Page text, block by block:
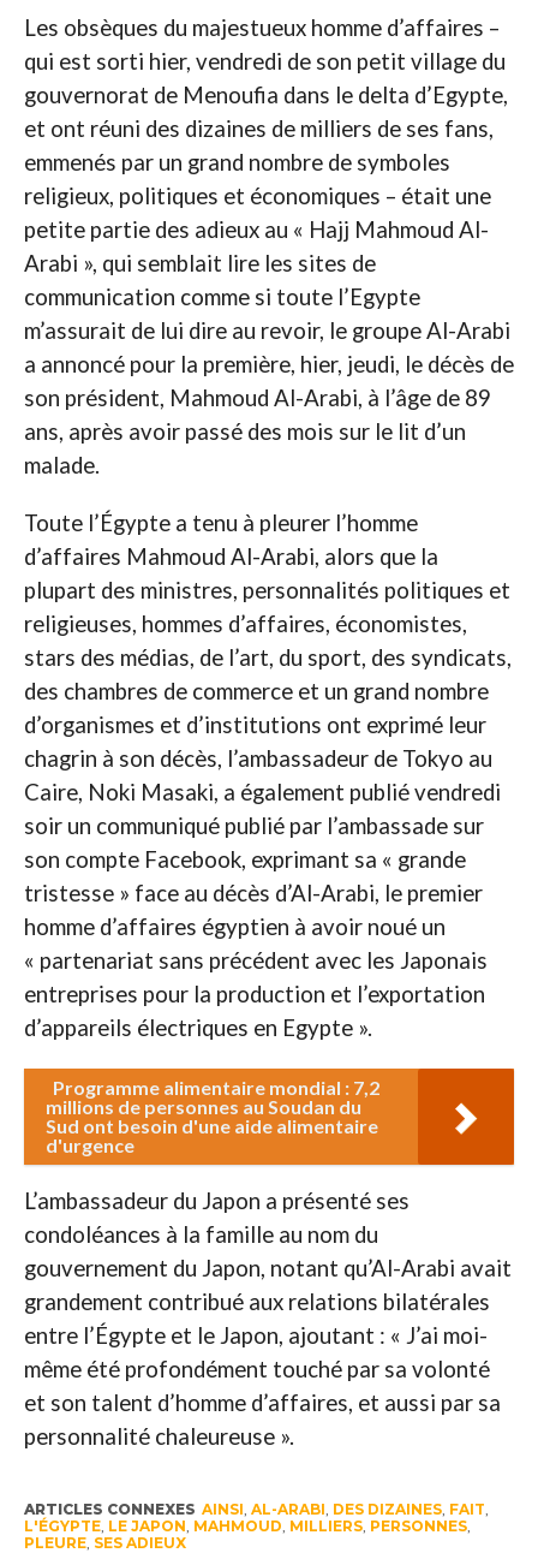
Les obsèques du majestueux homme d’affaires –
qui est sorti hier, vendredi de son petit village du
gouvernorat de Menoufia dans le delta d’Egypte,
et ont réuni des dizaines de milliers de ses fans,
emmenés par un grand nombre de symboles
religieux, politiques et économiques – était une
petite partie des adieux au « Hajj Mahmoud Al-
Arabi », qui semblait lire les sites de
communication comme si toute l’Egypte
m’assurait de lui dire au revoir, le groupe Al-Arabi
a annoncé pour la première, hier, jeudi, le décès de
son président, Mahmoud Al-Arabi, à l’âge de 89
ans, après avoir passé des mois sur le lit d’un
malade.
Toute l’Égypte a tenu à pleurer l’homme
d’affaires Mahmoud Al-Arabi, alors que la
plupart des ministres, personnalités politiques et
religieuses, hommes d’affaires, économistes,
stars des médias, de l’art, du sport, des syndicats,
des chambres de commerce et un grand nombre
d’organismes et d’institutions ont exprimé leur
chagrin à son décès, l’ambassadeur de Tokyo au
Caire, Noki Masaki, a également publié vendredi
soir un communiqué publié par l’ambassade sur
son compte Facebook, exprimant sa « grande
tristesse » face au décès d’Al-Arabi, le premier
homme d’affaires égyptien à avoir noué un
« partenariat sans précédent avec les Japonais
entreprises pour la production et l’exportation
d’appareils électriques en Egypte ».
Programme alimentaire mondial : 7,2
millions de personnes au Soudan du
Sud ont besoin d'une aide alimentaire
d'urgence
L’ambassadeur du Japon a présenté ses
condoléances à la famille au nom du
gouvernement du Japon, notant qu’Al-Arabi avait
grandement contribué aux relations bilatérales
entre l’Égypte et le Japon, ajoutant : « J’ai moi-
même été profondément touché par sa volonté
et son talent d’homme d’affaires, et aussi par sa
personnalité chaleureuse ».
ARTICLES CONNEXES AINSI AL-ARABI DES DIZAINES, FAIT
L'ÉGYPTE, LE JAPON MAHMOUD MILLIERS, PERSONNES,
PLEURE, SES ADIEUX